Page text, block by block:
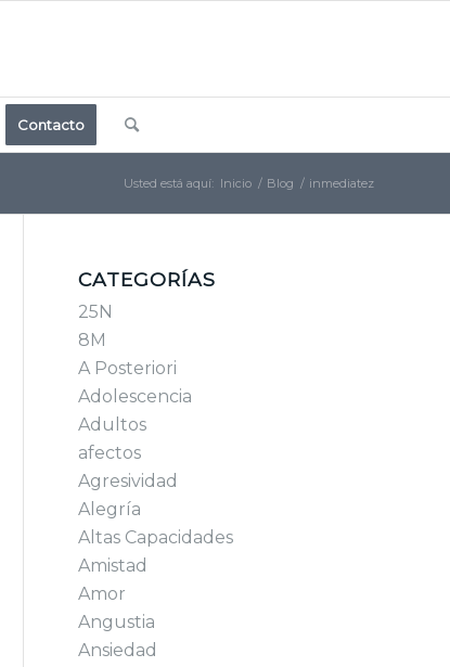
Contacto
Usted está aquí: Inicio / Blog / inmediatez
CATEGORÍAS
25N
8M
A Posteriori
Adolescencia
Adultos
afectos
Agresividad
Alegría
Altas Capacidades
Amistad
Amor
Angustia
Ansiedad